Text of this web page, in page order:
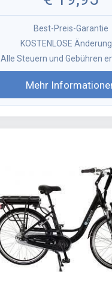
Best-Preis-Garantie
KOSTENLOSE
Alle Steuern und Gebühren
Mehr